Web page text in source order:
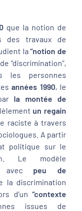
que la notion de
des travaux de
la“notion de
“discrimination”,
les personnes
années 1990, le
la montée de
un regain
raciste à travers
A partir
politique sur le
Le modèle
avec peu de
la discrimination
d’un “contexte
issues de